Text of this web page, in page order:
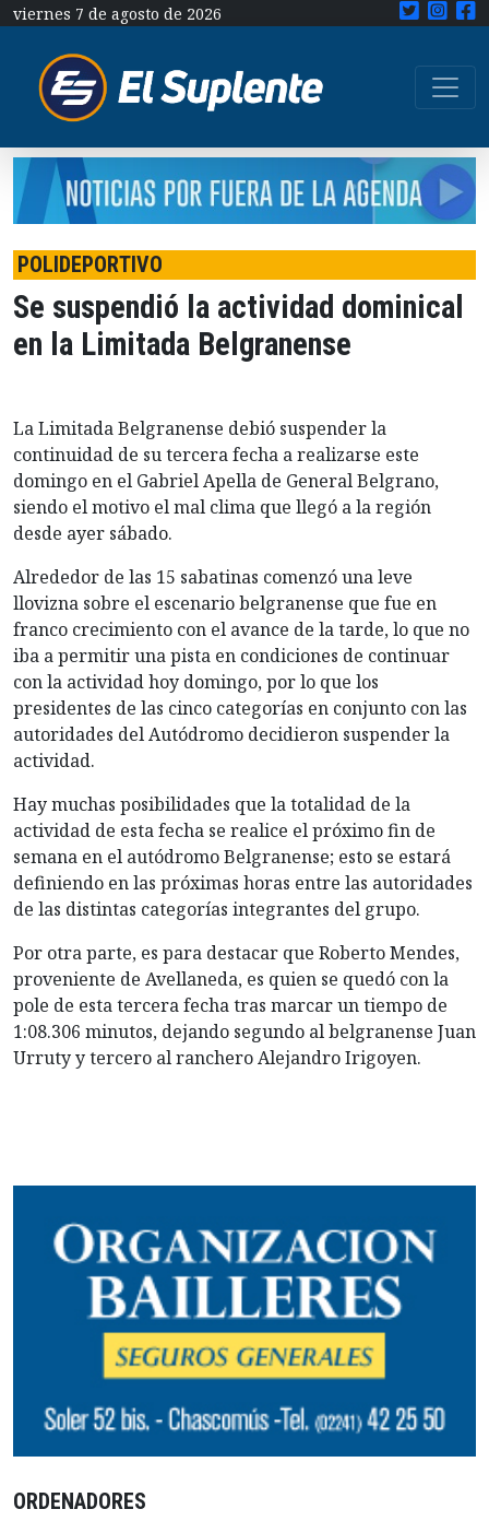
viernes 7 de agosto de 2026
POLIDEPORTIVO
Se suspendió la actividad dominical
en la Limitada Belgranense
La Limitada Belgranense debió suspender la
continuidad de su tercera fecha a realizarse este
domingo en el Gabriel Apella de General Belgrano,
siendo el motivo el mal clima que llegó a la región
desde ayer sábado.
Alrededor de las 15 sabatinas comenzó una leve
llovizna sobre el escenario belgranense que fue en
franco crecimiento con el avance de la tarde, lo que no
iba a permitir una pista en condiciones de continuar
con la actividad hoy domingo, por lo que los
presidentes de las cinco categorías en conjunto con las
autoridades del Autódromo decidieron suspender la
actividad.
Hay muchas posibilidades que la totalidad de la
actividad de esta fecha se realice el próximo fin de
semana en el autódromo Belgranense; esto se estará
definiendo en las próximas horas entre las autoridades
de las distintas categorías integrantes del grupo.
Por otra parte, es para destacar que Roberto Mendes,
proveniente de Avellaneda, es quien se quedó con la
pole de esta tercera fecha tras marcar un tiempo de
1:08.306 minutos, dejando segundo al belgranense Juan
Urruty y tercero al ranchero Alejandro Irigoyen.
ORDENADORES